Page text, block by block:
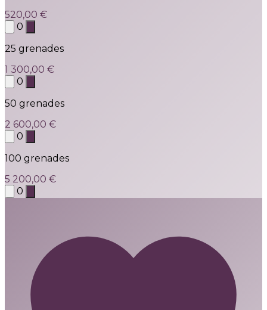
520,00 €
0
25 grenades
1 300,00 €
0
50 grenades
2 600,00 €
0
100 grenades
5 200,00 €
0